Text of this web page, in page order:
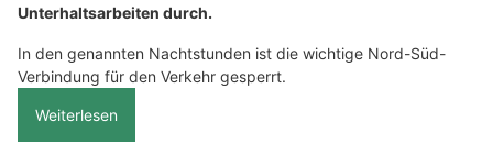
Unterhaltsarbeiten durch.
In den genannten Nachtstunden ist die wichtige Nord-Süd-
Verbindung für den Verkehr gesperrt.
Weiterlesen